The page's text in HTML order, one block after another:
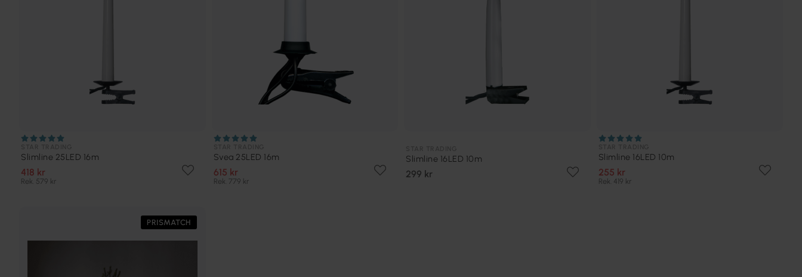
Slimline 25LED 16m
418 kr
Rek. 579 kr
Svea 25LED 16m
615 kr
Rek. 779 kr
Slimline 16LED 10m
299 kr
Slimline 16LED 10m
255 kr
Rek. 419 kr
PRISMATCH